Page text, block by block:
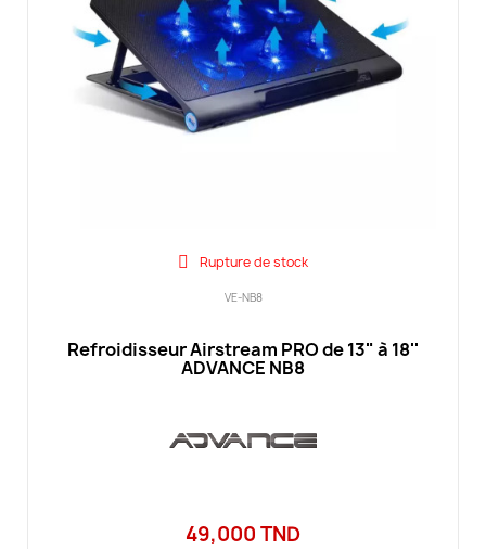
Rupture de stock
VE-NB8
Refroidisseur Airstream PRO de 13" à 18''
ADVANCE NB8
49,000 TND